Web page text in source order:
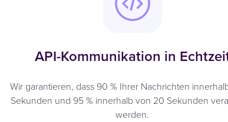
API-Kommunikation in
Wir garantieren, dass 90 % Ihrer Nachrichten
Sekunden und 95 % innerhalb von 20 Sekunden
werden.